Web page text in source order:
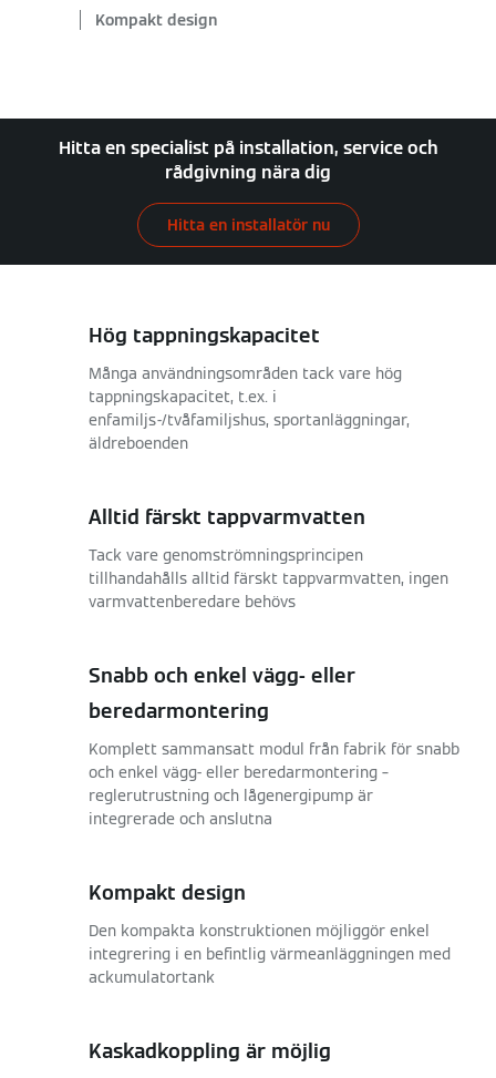
Kompakt design
Hitta en specialist på installation, service och
rådgivning nära dig
Hitta en installatör nu
Hög tappningskapacitet
Många användningsområden tack vare hög
tappningskapacitet, t.ex. i
enfamiljs-/tvåfamiljshus, sportanläggningar,
äldreboenden
Alltid färskt tappvarmvatten
Tack vare genomströmningsprincipen
tillhandahålls alltid färskt tappvarmvatten, ingen
varmvattenberedare behövs
Snabb och enkel vägg- eller
beredarmontering
Komplett sammansatt modul från fabrik för snabb
och enkel vägg- eller beredarmontering –
reglerutrustning och lågenergipump är
integrerade och anslutna
Kompakt design
Den kompakta konstruktionen möjliggör enkel
integrering i en befintlig värmeanläggningen med
ackumulatortank
Kaskadkoppling är möjlig